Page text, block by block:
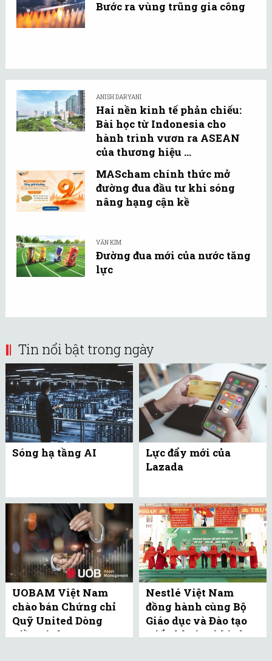
Bước ra vùng trũng gia công
ANISH DARYANI
Hai nền kinh tế phản chiếu:
Bài học từ Indonesia cho
hành trình vươn ra ASEAN
của thương hiệu ...
MAScham chính thức mở
đường đua đầu tư khi sóng
nâng hạng cận kề
VĂN KIM
Đường đua mới của nước tăng
lực
Tin nổi bật trong ngày
Sóng hạ tầng AI
Lực đẩy mới của
Lazada
UOBAM Việt Nam
chào bán Chứng chỉ
Quỹ United Dòng
Tiền Linh Hoạt
Nestlé Việt Nam
đồng hành cùng Bộ
Giáo dục và Đào tạo
triển khai mô hình